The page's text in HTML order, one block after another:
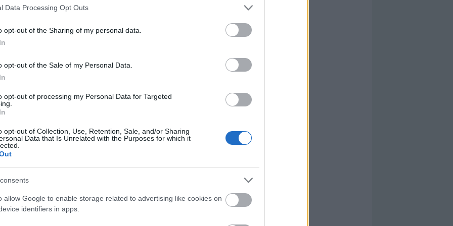
Data Processing Opt Outs
opt-out of the Sharing of my personal data.
opt-out of the Sale of my Personal Data.
opt-out of processing my Personal Data for Targeted
opt-out of Collection, Use, Retention, Sale, and/or Sharing
Data that Is Unrelated with the Purposes for which it
allow Google to enable storage related to advertising like cookies on
identifiers in apps.
subida 7 días: +1.060.000)
seguidas sin marcar, pero este no ha sido un
pujando para hacerse con él. 1 millón de
como segundo jugador más caro del juego
3.940.000, subida 7 días: +1.290.000)
semana y eso provocó que muchos managers
como Francisco Trincao. 1,2 de subida en los
en las jornadas 22 y 23, fue titular contra el Elche
25. Estos dos últimos partidos pueden
11.250.000, subida 7 días: +1.560.000)
y lleva 8 goles en los últimos 5 partidos (71
jugador que más ha aumentado su cotización con